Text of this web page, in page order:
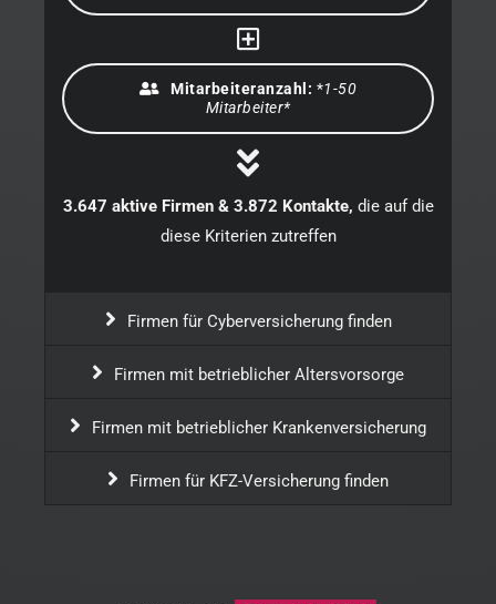
Mitarbeiteranzahl: *1-50
Mitarbeiter*
3.647 aktive Firmen & 3.872 Kontakte, die auf die
diese Kriterien zutreffen
Firmen für Cyberversicherung finden
Firmen mit betrieblicher Altersvorsorge
Firmen mit betrieblicher Krankenversicherung
Firmen für KFZ-Versicherung finden